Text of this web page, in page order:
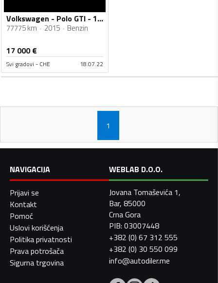
Volkswagen - Polo GTI - 1.8 gti 200 ps
77775 km 2015 Benzin
17 000€
Svi gradovi - CHE 18.07.22
1
NAVIGACIJA
Prijavi se
Kontakt
Pomoć
Uslovi korišćenja
Politika privatnosti
Prava potrošača
Sigurna trgovina
WEBLAB D.O.O.
Jovana Tomaševića 1,
Bar, 85000
Crna Gora
PIB: 03007448
+382 (0) 67 312 555
+382 (0) 30 550 099
info@autodiler.me